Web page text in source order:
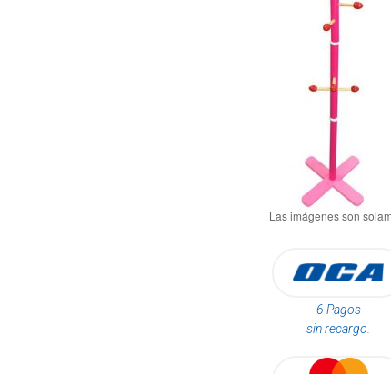
6 Pagos
sin recargo.